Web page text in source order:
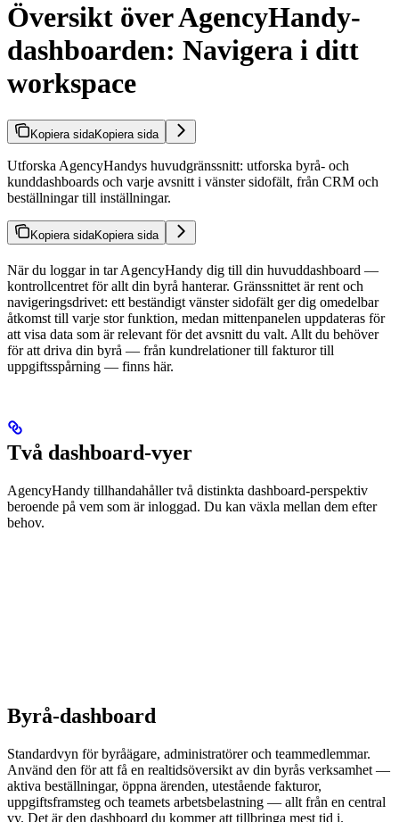
Översikt över AgencyHandy-
dashboarden: Navigera i ditt
workspace
Kopiera sidaKopiera sida
Utforska AgencyHandys huvudgränssnitt: utforska byrå- och
kunddashboards och varje avsnitt i vänster sidofält, från CRM och
beställningar till inställningar.
Kopiera sidaKopiera sida
När du loggar in tar AgencyHandy dig till din huvuddashboard —
kontrollcentret för allt din byrå hanterar. Gränssnittet är rent och
navigeringsdrivet: ett beständigt vänster sidofält ger dig omedelbar
åtkomst till varje stor funktion, medan mittenpanelen uppdateras för
att visa data som är relevant för det avsnitt du valt. Allt du behöver
för att driva din byrå — från kundrelationer till fakturor till
uppgiftsspårning — finns här.
Två dashboard-vyer
AgencyHandy tillhandahåller två distinkta dashboard-perspektiv
beroende på vem som är inloggad. Du kan växla mellan dem efter
behov.
Byrå-dashboard
Standardvyn för byråägare, administratörer och teammedlemmar.
Använd den för att få en realtidsöversikt av din byrås verksamhet —
aktiva beställningar, öppna ärenden, utestående fakturor,
uppgiftsframsteg och teamets arbetsbelastning — allt från en central
vy. Det är den dashboard du kommer att tillbringa mest tid i.